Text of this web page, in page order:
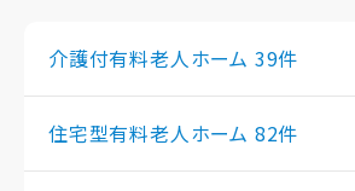
介護付有料老人ホーム 39件
住宅型有料老人ホーム 82件